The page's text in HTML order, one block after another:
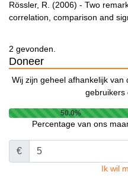
Rössler, R. (2006) - Two
correlation, comparison and
2 gevonden.
Doneer
Wij zijn geheel afhankelijk
gebruikers
50.0%
Percentage van ons
€
Ik wil